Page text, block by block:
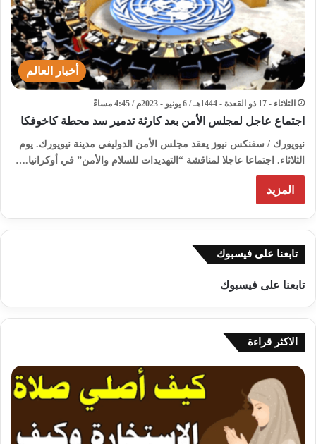
أخبار العالم
الثلاثاء - 17 ذو القعدة - 1444هـ / 6 يونيو - 2023م / 4:45 مساءً
اجتماع عاجل لمجلس الأمن بعد كارثة تدمير سد محطة كاخوفكا
نيويورك / سفنكس نيوز يعقد مجلس الأمن الدوليفي مدينة نيويورك. يوم
الثلاثاء. اجتماعا عاجلا لمناقشة “التهديدات للسلام والأمن” في أوكرانيا.…
المزيد
تابعنا على فيسبوك
تابعنا على فيسبوك
الاكثر قراءة